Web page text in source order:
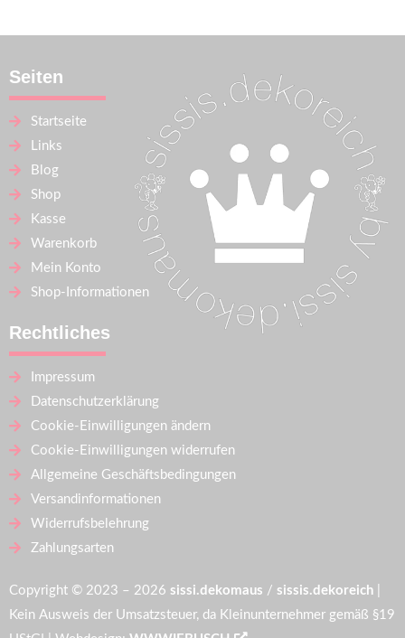
Seiten
Startseite
Links
Blog
Shop
Kasse
Warenkorb
Mein Konto
Shop-Informationen
Rechtliches
Impressum
Datenschutzerklärung
Cookie-Einwilligungen ändern
Cookie-Einwilligungen widerrufen
Allgemeine Geschäftsbedingungen
Versandinformationen
Widerrufsbelehrung
Zahlungsarten
Copyright © 2023 – 2026 sissi.dekomaus / sissis.dekoreich
Kein Ausweis der Umsatzsteuer, da Kleinunternehmer gemäß §19